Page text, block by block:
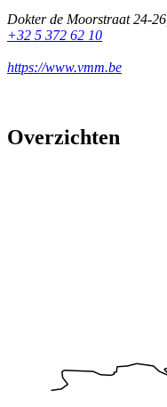
Dokter de Moorstraat 24-26
+32 5 372 62 10
https://www.vmm.be
Overzichten